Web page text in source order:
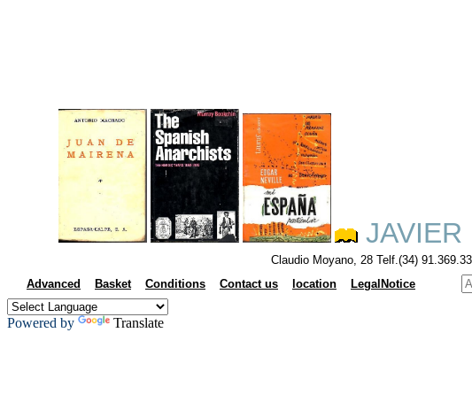
JAVIER
Claudio Moyano, 28 Telf.(34)
Advanced Basket Conditions Contact us location LegalNotice
Powered by Translate